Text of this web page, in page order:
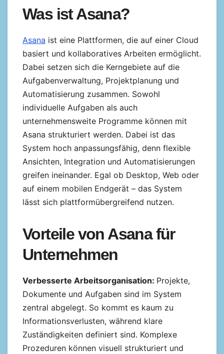
Was ist Asana?
Asana ist eine Plattformen, die auf einer Cloud
basiert und kollaboratives Arbeiten ermöglicht.
Dabei setzen sich die Kerngebiete auf die
Aufgabenverwaltung, Projektplanung und
Automatisierung zusammen. Sowohl
individuelle Aufgaben als auch
unternehmensweite Programme können mit
Asana strukturiert werden. Dabei ist das
System hoch anpassungsfähig, denn flexible
Ansichten, Integration und Automatisierungen
greifen ineinander. Egal ob Desktop, Web oder
auf einem mobilen Endgerät – das System
lässt sich plattformübergreifend nutzen.
Vorteile von Asana für
Unternehmen
Verbesserte Arbeitsorganisation: Projekte,
Dokumente und Aufgaben sind im System
zentral abgelegt. So kommt es kaum zu
Informationsverlusten, während klare
Zuständigkeiten definiert sind. Komplexe
Prozeduren können visuell strukturiert und